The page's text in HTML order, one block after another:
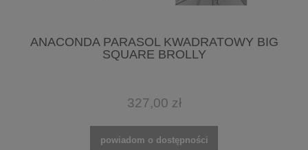
ANACONDA PARASOL KWADRATOWY BIG
SQUARE BROLLY
327,00 zł
powiadom o dostępności